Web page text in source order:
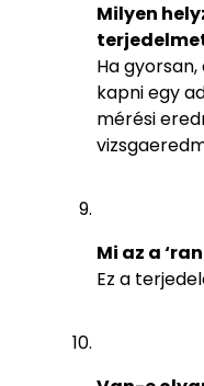
Milyen
Ha
kapni egy
mérési
Mi az a
Ez a